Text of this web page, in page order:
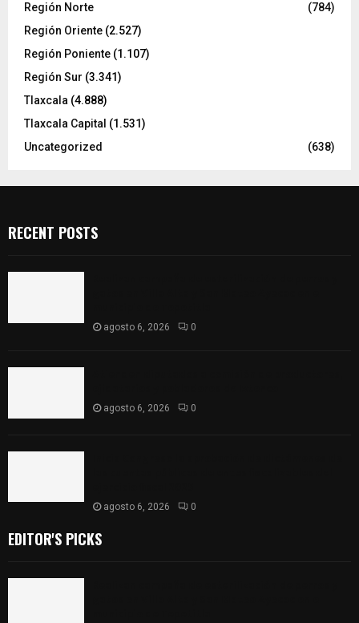
Región Norte
(784)
Región Oriente (2.527)
Región Poniente (1.107)
Región Sur (3.341)
Tlaxcala (4.888)
Tlaxcala Capital (1.531)
Uncategorized
(638)
RECENT POSTS
agosto 6, 2026 0
agosto 6, 2026 0
agosto 6, 2026 0
EDITOR'S PICKS